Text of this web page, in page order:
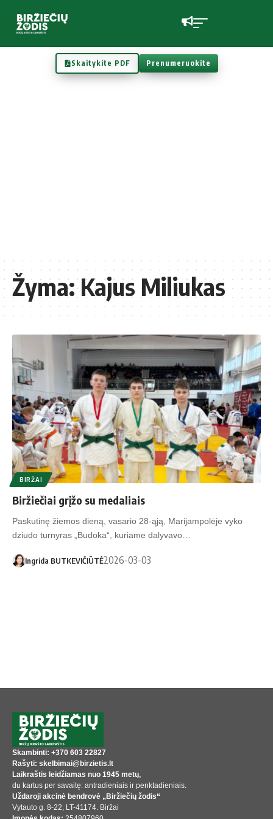
Skaitykite PDF Prenumeruokite
Žyma:Kajus Miliukas
BIRŽAI
Biržiečiai grįžo su medaliais
Paskutinę žiemos dieną, vasario 28-ąją, Marijampolėje vyko
dziudo turnyras „Budoka“, kuriame dalyvavo…
Ingrida BUTKEVIČIŪTĖ2026-03-03
Skambinti: +370 603 22827
Rašyti: skelbimai@birzietis.lt
Laikraštis leidžiamas nuo 1945 metų,
du kartus per savaitę: antradieniais ir penktadieniais.
Uždaroji akcinė bendrovė „Biržiečių žodis“
Vytauto g. 8-22, LT-41174. Biržai